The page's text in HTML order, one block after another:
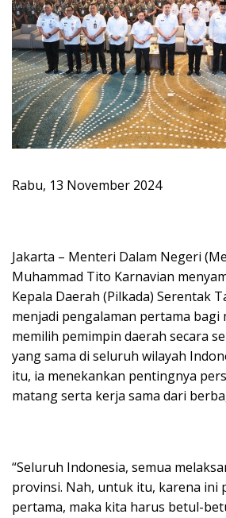
Rabu, 13 November 2024
Jakarta – Menteri Dalam Negeri
Muhammad Tito Karnavian
Kepala Daerah (Pilkada) Serentak
menjadi pengalaman pertama bagi
memilih pemimpin daerah secara
yang sama di seluruh wilayah
itu, ia menekankan pentingnya
matang serta kerja sama dari
“Seluruh Indonesia, semua
provinsi. Nah, untuk itu, karena ini
pertama, maka kita harus betul-